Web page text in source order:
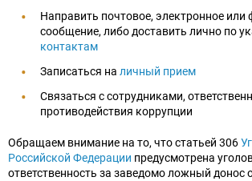
Закупки
Противодействие коррупции
Обеспечение доступности услуг
железнодорожного транспорта
Информационное сообщение о проведении
конкурса на замещение должности
генерального директора Федерального
государственного унитарного предприятия
Сервисы
Общественное мнение
Полезная информация
Референтные группы
Отзывы о качестве созданных условий для
Направить почтовое, электронное или
сообщение, либо доставить лично по
контактам
Записаться на личный прием
Связаться с сотрудниками,
противодействия коррупции
Обращаем внимание на то, что статьей 306
Российской Федерации предусмотрена
ответственность за заведомо ложный донос